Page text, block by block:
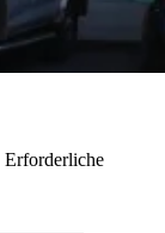
Erforderliche